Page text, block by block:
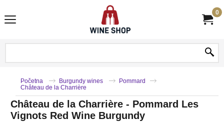
0
Početna Burgundy wines
Pommard
Château de la Charrière
Château de la Charrière - Pommard Les
Vignots Red Wine Burgundy